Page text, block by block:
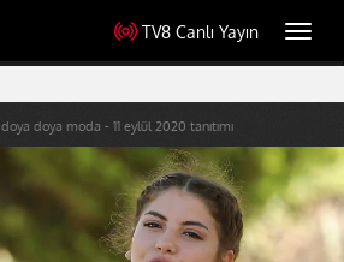
TV8 Canlı Yayın
doya doya moda - 11 eylül 2020 tanıtımı